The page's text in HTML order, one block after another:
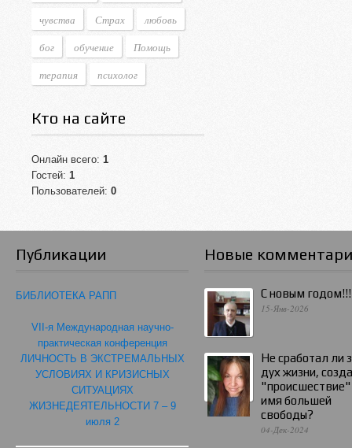
чувства
Страх
любовь
бог
обучение
Помощь
терапия
психолог
Кто на сайте
Онлайн всего: 1
Гостей: 1
Пользователей: 0
Публикации
БИБЛИОТЕКА РАПП
VII-я Международная научно-
практическая конференция
ЛИЧНОСТЬ В ЭКСТРЕМАЛЬНЫХ
УСЛОВИЯХ И КРИЗИСНЫХ
СИТУАЦИЯХ
ЖИЗНЕДЕЯТЕЛЬНОСТИ 7 – 9
июля 2
Новые
С новым годом!!!
15-Янв-2026
Не сработал ли
дух жизни,
"происшествие"
имя большей
свободы?
04-Дек-2024